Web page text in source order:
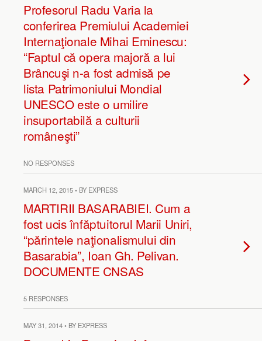
Profesorul Radu Varia la
conferirea Premiului Academiei
Internaţionale Mihai Eminescu:
“Faptul că opera majoră a lui
Brâncuşi n-a fost admisă pe
lista Patrimoniului Mondial
UNESCO este o umilire
insuportabilă a culturii
româneşti”
NO RESPONSES
MARCH 12, 2015 • BY EXPRESS
MARTIRII BASARABIEI. Cum a
fost ucis înfăptuitorul Marii Uniri,
“părintele naţionalismului din
Basarabia”, Ioan Gh. Pelivan.
DOCUMENTE CNSAS
5 RESPONSES
MAY 31, 2014 • BY EXPRESS